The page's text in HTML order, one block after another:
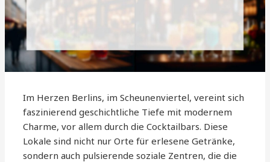
Im Herzen Berlins, im Scheunenviertel, vereint sich
faszinierend geschichtliche Tiefe mit modernem
Charme, vor allem durch die Cocktailbars. Diese
Lokale sind nicht nur Orte für erlesene Getränke,
sondern auch pulsierende soziale Zentren, die die